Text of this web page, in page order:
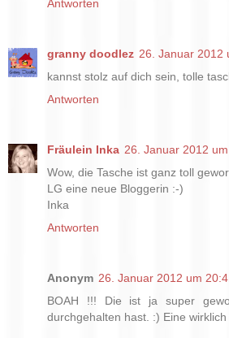
Antworten
granny doodlez 26. Januar 2012
kannst stolz auf dich sein, tolle
Antworten
Fräulein Inka 26. Januar 2012
Wow, die Tasche ist ganz toll
LG eine neue Bloggerin :-)
Inka
Antworten
Anonym 26. Januar 2012 um
BOAH !!! Die ist ja super
durchgehalten hast. :) Eine wirklich